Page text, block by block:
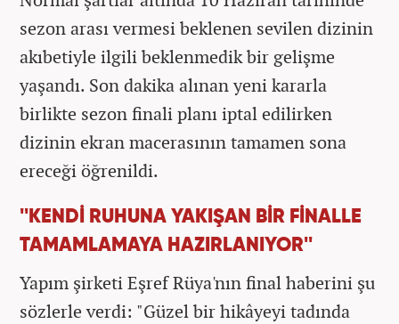
sezon arası vermesi beklenen sevilen dizinin
akıbetiyle ilgili beklenmedik bir gelişme
yaşandı. Son dakika alınan yeni kararla
birlikte sezon finali planı iptal edilirken
dizinin ekran macerasının tamamen sona
ereceği öğrenildi.
''KENDİ RUHUNA YAKIŞAN BİR FİNALLE
TAMAMLAMAYA HAZIRLANIYOR''
Yapım şirketi Eşref Rüya'nın final haberini şu
sözlerle verdi: "Güzel bir hikâyeyi tadında